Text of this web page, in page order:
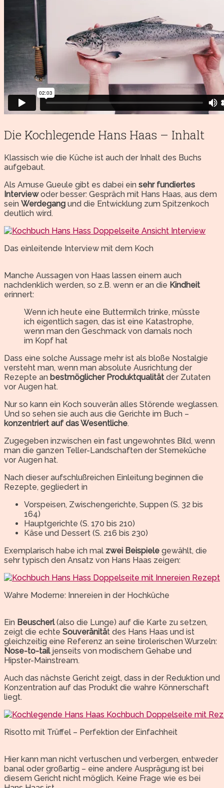
Die Kochlegende Hans Haas – Inhalt
Klassisch wie die Küche ist auch der Inhalt des Buchs
aufgebaut.
Als Amuse Gueule gibt es dabei ein sehr fundiertes
Interviewoder besser: Gespräch mit Hans Haas, aus dem
sein Werdegang und die Entwicklung zum Spitzenkoch
deutlich wird.
Das einleitende Interview mit dem Koch
Manche Aussagen von Haas lassen einem auch
nachdenklich werden, so z.B. wenn er an die Kindheit
erinnert:
Wenn ich heute eine Buttermilch trinke, müsste
ich eigentlich sagen, das ist eine Katastrophe,
wenn man den Geschmack von damals noch
im Kopf hat
Dass eine solche Aussage mehr ist als bloße Nostalgie
versteht man, wenn man absolute Ausrichtung der
Rezepte an bestmöglicher Produktqualität der Zutaten
vor Augen hat.
Nur so kann ein Koch souverän alles Störende weglassen.
Und so sehen sie auch aus die Gerichte im Buch –
konzentriert auf das Wesentliche.
Zugegeben inzwischen ein fast ungewohntes Bild, wenn
man die ganzen Teller-Landschaften der Sterneküche
vor Augen hat.
Nach dieser aufschlußreichen Einleitung beginnen die
Rezepte, gegliedert in
Vorspeisen, Zwischengerichte, Suppen (S. 32 bis
164)
Hauptgerichte (S. 170 bis 210)
Käse und Dessert (S. 216 bis 230)
Exemplarisch habe ich mal zwei Beispiele gewählt, die
sehr typisch den Ansatz von Hans Haas zeigen:
Wahre Moderne: Innereien in der Hochküche
Ein Beuscherl(also die Lunge) auf die Karte zu setzen,
zeigt die echte Souveränität des Hans Haas und ist
gleichzeitig eine Referenz an seine tirolerischen Wurzeln:
Nose-to-tailjenseits von modischem Gehabe und
Hipster-Mainstream.
Auch das nächste Gericht zeigt, dass in der Reduktion und
Konzentration auf das Produkt die wahre Könnerschaft
liegt.
Risotto mit Trüffel – Perfektion der Einfachheit
Hier kann man nicht vertuschen und verbergen, entweder
banal oder großartig – eine andere Ausprägung ist bei
diesem Gericht nicht möglich. Keine Frage wie es bei